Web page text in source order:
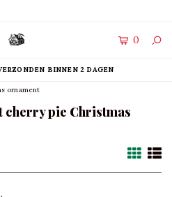
0
BINNEN 2 DAGEN
ornament
cherry pie Christmas